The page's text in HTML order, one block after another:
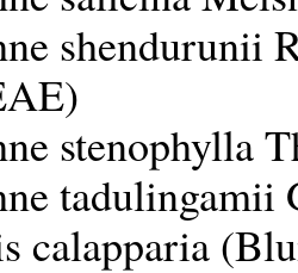
shendurunii
)
stenophylla
tadulingamii
calapparia